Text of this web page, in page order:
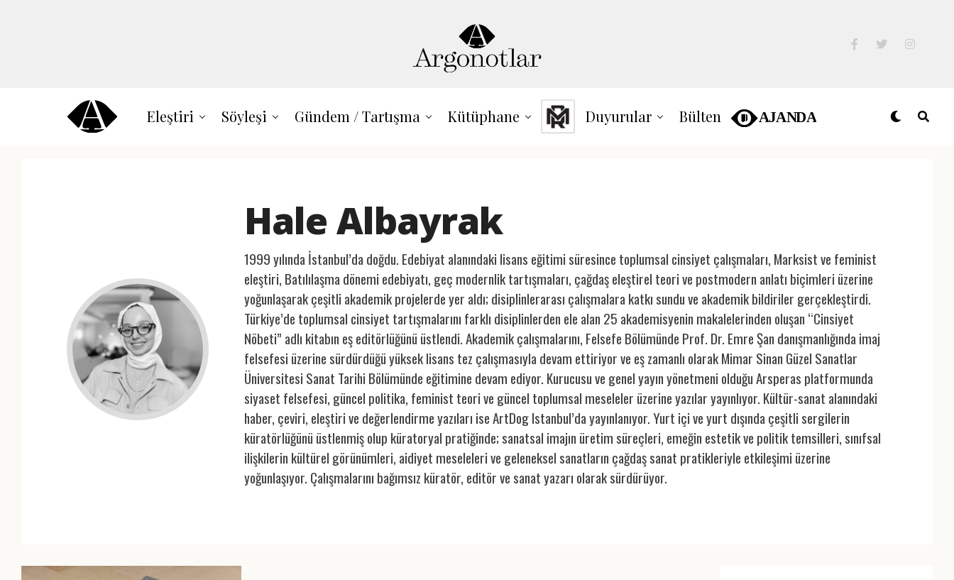
Eleştiri Söyleşi Gündem / Tartışma Kütüphane Duyurular Bülten
Hale Albayrak
1999 yılında İstanbul’da doğdu. Edebiyat alanındaki lisans eğitimi süresince toplumsal cinsiyet çalışmaları, Marksist ve feminist
eleştiri, Batılılaşma dönemi edebiyatı, geç modernlik tartışmaları, çağdaş eleştirel teori ve postmodern anlatı biçimleri üzerine
yoğunlaşarak çeşitli akademik projelerde yer aldı; disiplinlerarası çalışmalara katkı sundu ve akademik bildiriler gerçekleştirdi.
Türkiye’de toplumsal cinsiyet tartışmalarını farklı disiplinlerden ele alan 25 akademisyenin makalelerinden oluşan “Cinsiyet
Nöbeti” adlı kitabın eş editörlüğünü üstlendi. Akademik çalışmalarını, Felsefe Bölümünde Prof. Dr. Emre Şan danışmanlığında imaj
felsefesi üzerine sürdürdüğü yüksek lisans tez çalışmasıyla devam ettiriyor ve eş zamanlı olarak Mimar Sinan Güzel Sanatlar
Üniversitesi Sanat Tarihi Bölümünde eğitimine devam ediyor. Kurucusu ve genel yayın yönetmeni olduğu Arsperas platformunda
siyaset felsefesi, güncel politika, feminist teori ve güncel toplumsal meseleler üzerine yazılar yayınlıyor. Kültür-sanat alanındaki
haber, çeviri, eleştiri ve değerlendirme yazıları ise ArtDog Istanbul’da yayınlanıyor. Yurt içi ve yurt dışında çeşitli sergilerin
küratörlüğünü üstlenmiş olup küratoryal pratiğinde; sanatsal imajın üretim süreçleri, emeğin estetik ve politik temsilleri, sınıfsal
ilişkilerin kültürel görünümleri, aidiyet meseleleri ve geleneksel sanatların çağdaş sanat pratikleriyle etkileşimi üzerine
yoğunlaşıyor. Çalışmalarını bağımsız küratör, editör ve sanat yazarı olarak sürdürüyor.